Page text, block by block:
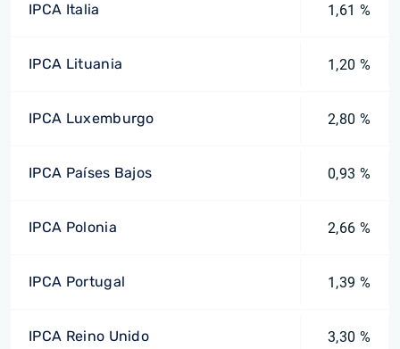
IPCA Italia 1,61 %
IPCA Lituania 1,20 %
IPCA Luxemburgo 2,80 %
IPCA Países Bajos 0,93 %
IPCA Polonia 2,66 %
IPCA Portugal 1,39 %
IPCA Reino Unido 3,30 %